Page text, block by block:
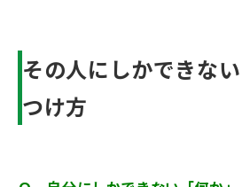
その人にしかできな
つけ方